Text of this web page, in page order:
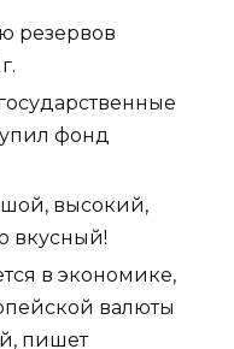
резервов
фонд
высокий,
вкусный!
в экономике,
валюты
пишет